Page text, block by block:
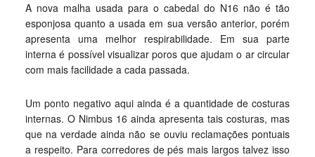
A nova malha usada para o cabedal do N16 não é tão
esponjosa quanto a usada em sua versão anterior, porém
apresenta uma melhor respirabilidade. Em sua parte
interna é possível visualizar poros que ajudam o ar circular
com mais facilidade a cada passada.
Um ponto negativo aqui ainda é a quantidade de costuras
internas. O Nimbus 16 ainda apresenta tais costuras, mas
que na verdade ainda não se ouviu reclamações pontuais
a respeito. Para corredores de pés mais largos talvez isso